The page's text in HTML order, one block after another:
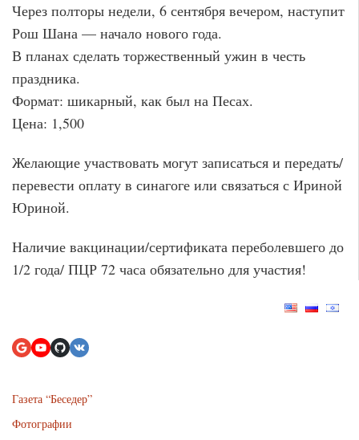
Через полторы недели, 6 сентября вечером, наступит
Рош Шана — начало нового года.
В планах сделать торжественный ужин в честь
праздника.
Формат: шикарный, как был на Песах.
Цена: 1,500
Желающие участвовать могут записаться и передать/
перевести оплату в синагоге или связаться с Ириной
Юриной.
Наличие вакцинации/сертификата переболевшего до
1/2 года/ ПЦР 72 часа обязательно для участия!
Газета “Беседер”
Фотографии